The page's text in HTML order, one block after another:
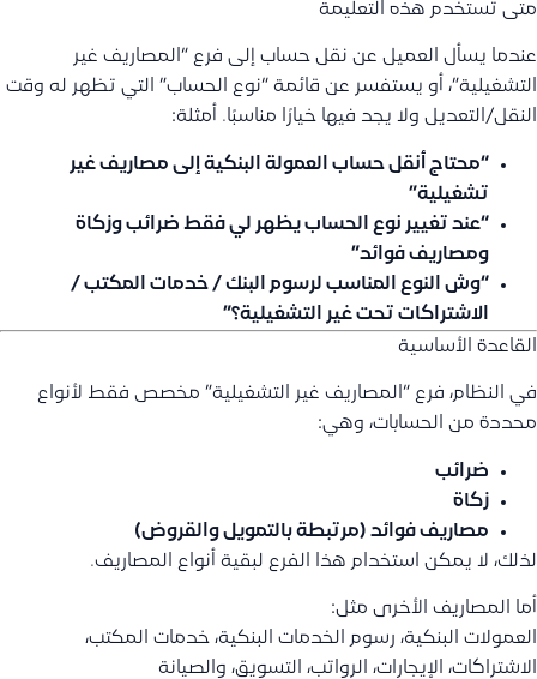
متى تستخدم هذه التعليمة
عندما يسأل العميل عن نقل حساب إلى فرع “المصاريف غير
التشغيلية”، أو يستفسر عن قائمة “نوع الحساب” التي تظهر له وقت
النقل/التعديل ولا يجد فيها خيارًا مناسبًا. أمثلة:
“محتاج أنقل حساب العمولة البنكية إلى مصاريف غير
تشغيلية”
“عند تغيير نوع الحساب يظهر لي فقط ضرائب وزكاة
ومصاريف فوائد”
“وش النوع المناسب لرسوم البنك / خدمات المكتب /
الاشتراكات تحت غير التشغيلية؟”
القاعدة الأساسية
في النظام، فرع “المصاريف غير التشغيلية” مخصص فقط لأنواع
محددة من الحسابات، وهي:
ضرائب
زكاة
مصاريف فوائد (مرتبطة بالتمويل والقروض)
لذلك، لا يمكن استخدام هذا الفرع لبقية أنواع المصاريف.
أما المصاريف الأخرى مثل:
العمولات البنكية، رسوم الخدمات البنكية، خدمات المكتب،
الاشتراكات، الإيجارات، الرواتب، التسويق، والصيانة